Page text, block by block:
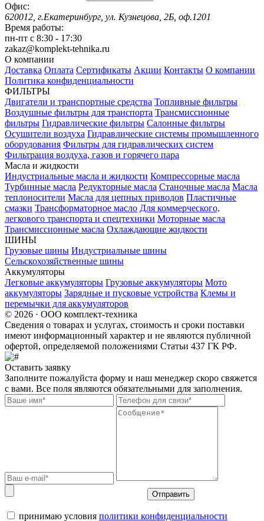
Офис:
620012, г.Екатеринбург, ул. Кузнецова, 2Б, оф.1201
Время работы:
пн-пт с 8:30 - 17:30
zakaz@komplekt-tehnika.ru
О компании
Доставка Оплата Сертификаты Акции Контакты О компании
Политика конфиденциальности
ФИЛЬТРЫ
Двигатели и транспортные средства Топливные фильтры
Воздушные фильтры для транспорта Трансмиссионные
фильтры Гидравлические фильтры Салонные фильтры
Осушители воздуха Гидравлические системы промышленного
оборудования Фильтры для гидравлических систем
Фильтрация воздуха, газов и горячего пара
Масла и жидкости
Индустриальные масла и жидкости Компрессорные масла
Турбинные масла Редукторные масла Станочные масла Масла
теплоносители Масла для цепных приводов Пластичные
смазки Трансформаторное масло Для коммерческого,
легкового транспорта и спецтехники Моторные масла
Трансмиссионные масла Охлаждающие жидкости
ШИНЫ
Грузовые шины Индустриальные шины
Сельскохозяйственные шины
Аккумуляторы
Легковые аккумуляторы Грузовые аккумуляторы Мото
аккумуляторы Зарядные и пусковые устройства Клемы и
перемычки для аккумуляторов
© 2026 · ООО комплект-техника
Сведения о товарах и услугах, стоимость и сроки поставки
имеют информационный характер и не являются публичной
офертой, определяемой положениями Статьи 437 ГК РФ.
Оставить заявку
Заполните пожалуйста форму и наш менеджер скоро свяжется
с вами. Все поля являются обязательными для заполнения.
Отправить
принимаю условия политики конфиденциальности